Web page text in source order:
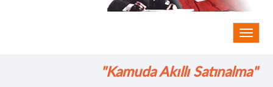
"Kamuda Akıllı Satınalma"